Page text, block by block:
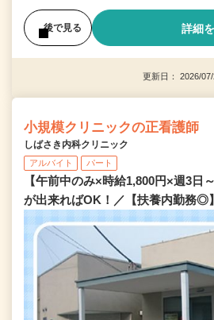
後で見る 詳細
更新日： 2026/
小規模クリニックの正看護師
しばさき内科クリニック
アルバイト パート
【午前中のみ×時給1,800円×週3日
が出来ればOK！／【扶養内勤務◎】